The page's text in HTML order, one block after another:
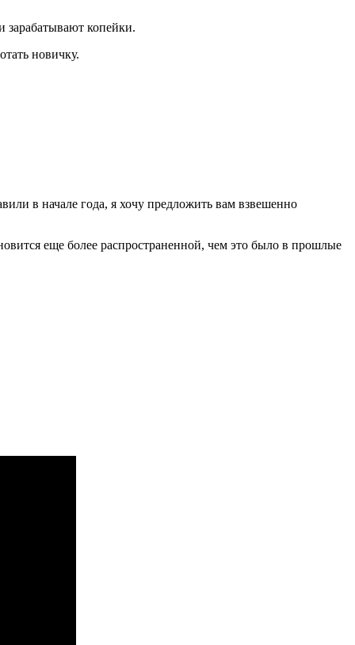
зарабатывают копейки.
новичку.
в начале года, я хочу предложить вам взвешенно
еще более распространенной, чем это было в прошлые